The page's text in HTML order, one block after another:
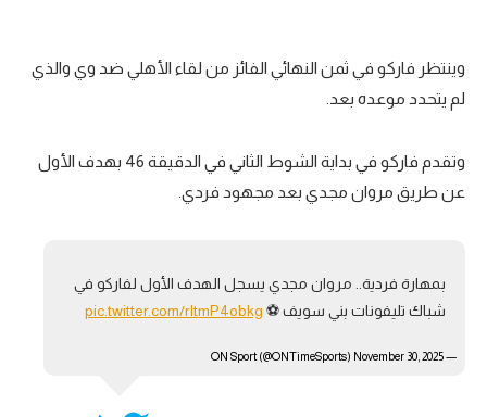
وينتظر فاركو في ثمن النهائي الفائز من لقاء الأهلي ضد وي والذي
لم يتحدد موعده بعد.
وتقدم فاركو في بداية الشوط الثاني في الدقيقة 46 بهدف الأول
عن طريق مروان مجدي بعد مجهود فردي.
بمهارة فردية.. مروان مجدي يسجل الهدف الأول لفاركو في
شباك تليفونات بني سويف ⚽️ pic.twitter.com/rItmP4obkg
— ON Sport (@ONTimeSports)
November 30, 2025